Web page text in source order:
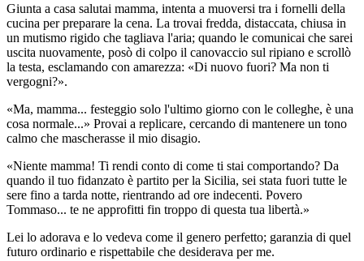
Giunta a casa salutai mamma, intenta a muoversi tra i fornelli della
cucina per preparare la cena. La trovai fredda, distaccata, chiusa in
un mutismo rigido che tagliava l'aria; quando le comunicai che sarei
uscita nuovamente, posò di colpo il canovaccio sul ripiano e scrollò
la testa, esclamando con amarezza: «Di nuovo fuori? Ma non ti
vergogni?».
«Ma, mamma... festeggio solo l'ultimo giorno con le colleghe, è una
cosa normale...» Provai a replicare, cercando di mantenere un tono
calmo che mascherasse il mio disagio.
«Niente mamma! Ti rendi conto di come ti stai comportando? Da
quando il tuo fidanzato è partito per la Sicilia, sei stata fuori tutte le
sere fino a tarda notte, rientrando ad ore indecenti. Povero
Tommaso... te ne approfitti fin troppo di questa tua libertà.»
Lei lo adorava e lo vedeva come il genero perfetto; garanzia di quel
futuro ordinario e rispettabile che desiderava per me.